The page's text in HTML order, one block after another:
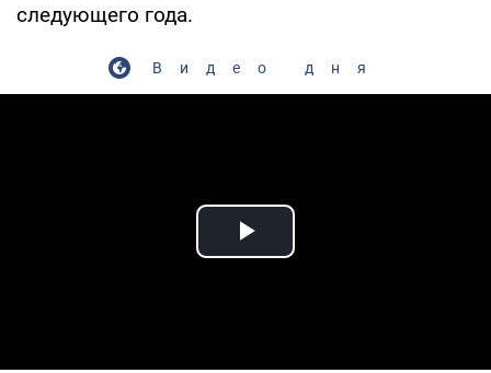
следующего года.
Видео дня
Play Video